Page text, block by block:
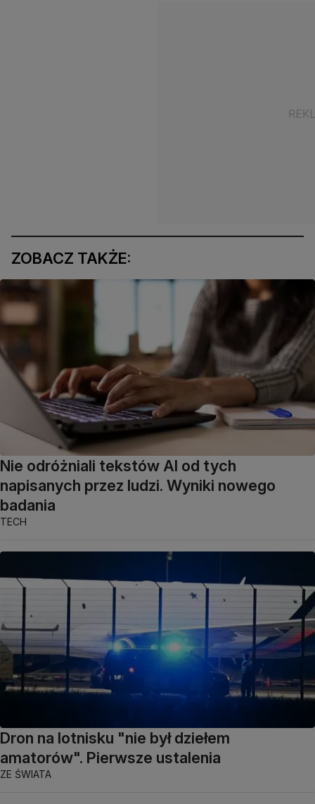
ZOBACZ TAKŻE:
Nie odróżniali tekstów AI od tych
napisanych przez ludzi. Wyniki nowego
badania
TECH
Dron na lotnisku "nie był dziełem
amatorów". Pierwsze ustalenia
ZE ŚWIATA